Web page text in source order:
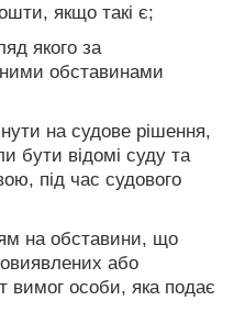
якщо такі є;
якого за
обставинами
на судове рішення,
бути відомі суду та
під час судового
на обставини, що
або
вимог особи, яка подає